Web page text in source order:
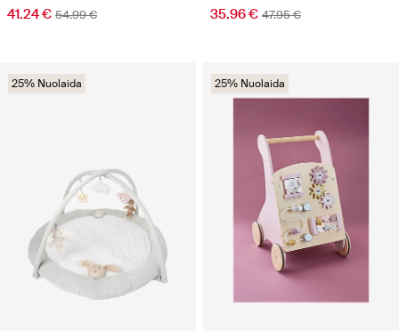
41.24 € 54.99 € 35.96 € 47.95 €
25% Nuolaida 25% Nuolaida